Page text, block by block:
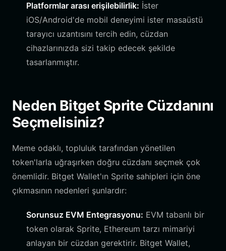
Platformlar arası erişilebilirlik: İster
iOS/Android'de mobil deneyimi ister masaüstü
tarayıcı uzantısını tercih edin, cüzdan
cihazlarınızda sizi takip edecek şekilde
tasarlanmıştır.
Neden Bitget Sprite Cüzdanını
Seçmelisiniz?
Meme odaklı, topluluk tarafından yönetilen
token'larla uğraşırken doğru cüzdanı seçmek çok
önemlidir. Bitget Wallet'ın Sprite sahipleri için öne
çıkmasının nedenleri şunlardır:
Sorunsuz EVM Entegrasyonu: EVM tabanlı bir
token olarak Sprite, Ethereum tarzı mimariyi
anlayan bir cüzdan gerektirir. Bitget Wallet,